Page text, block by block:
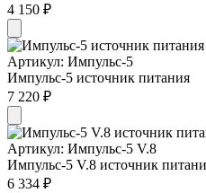
4 150 ₽
Артикул: Импульс-5
Импульс-5 источник питания
7 220 ₽
Артикул: Импульс-5 V.8
Импульс-5 V.8 источник
6 334 ₽